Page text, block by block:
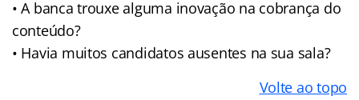
• A banca trouxe alguma inovação na cobrança do
conteúdo?
• Havia muitos candidatos ausentes na sua sala?
Volte ao topo